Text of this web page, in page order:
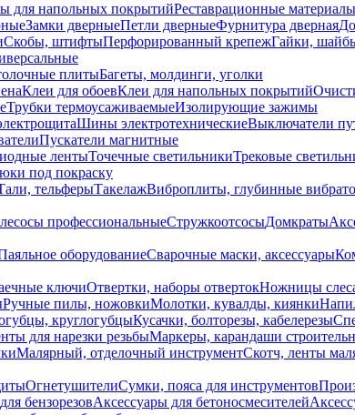
для напольных покрытийРеставрационные материалы
Замки дверныеПетли дверныеФурнитура дверная
Скобы, штифтыПерфорированный крепежГайки,
плитыБагеты, молдинги, уголки
Клеи для обоевКлеи для напольных покрытий
Трубки термоусаживаемыеИзолирующие зажимы
Шины электротехническиеВыключатели
Пускатели магнитные
лентыТочечные светильникиТрековые
под покраску
тельферыТакелажВиброплиты, глубинные
профессиональныеСтружкоотсосыДомкраты
оборудованиеСварочные маски, аксессуары
ключиОтвертки, наборы отвертокНожницы
Ручные пилы, ножовкиМолотки, кувалды, киянки
круглогубцыКусачки, болторезы, кабелерезы
для нарезки резьбыМаркеры, карандаши
Малярный, отделочный инструментСкотч, ленты
ОгнетушителиСумки, пояса для инструментов
бензорезовАксессуары для бетоносмесителей